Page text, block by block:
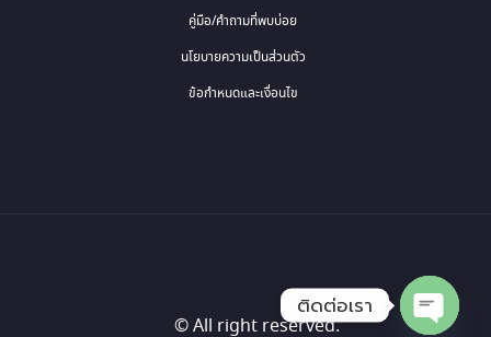
คู่มือ/คำถามที่พบบ่อย
นโยบายความเป็นส่วนตัว
ข้อกำหนดและเงื่อนไข
© All right reserved.
ติดต่อเรา